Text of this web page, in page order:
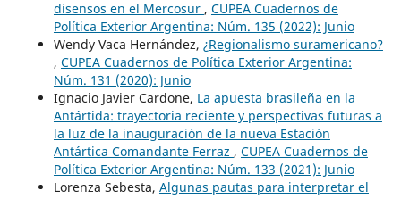
disensos en el Mercosur , CUPEA Cuadernos de
Política Exterior Argentina: Núm. 135 (2022): Junio
Wendy Vaca Hernández, ¿Regionalismo suramericano?
, CUPEA Cuadernos de Política Exterior Argentina:
Núm. 131 (2020): Junio
Ignacio Javier Cardone, La apuesta brasileña en la
Antártida: trayectoria reciente y perspectivas futuras a
la luz de la inauguración de la nueva Estación
Antártica Comandante Ferraz , CUPEA Cuadernos de
Política Exterior Argentina: Núm. 133 (2021): Junio
Lorenza Sebesta, Algunas pautas para interpretar el